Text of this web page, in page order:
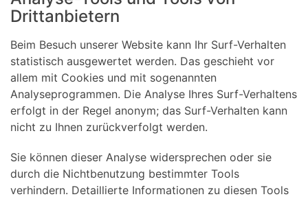
Drittanbietern
Beim Besuch unserer Website kann Ihr Surf-Verhalten
statistisch ausgewertet werden. Das geschieht vor
allem mit Cookies und mit sogenannten
Analyseprogrammen. Die Analyse Ihres Surf-Verhaltens
erfolgt in der Regel anonym; das Surf-Verhalten kann
nicht zu Ihnen zurückverfolgt werden.
Sie können dieser Analyse widersprechen oder sie
durch die Nichtbenutzung bestimmter Tools
verhindern. Detaillierte Informationen zu diesen Tools